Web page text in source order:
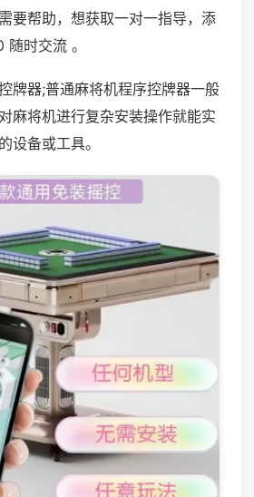
要帮助，想获取一对一指导，添
时交流 。
牌器;普通麻将机程序控牌器一般
麻将机进行复杂安装操作就能实
设备或工具。